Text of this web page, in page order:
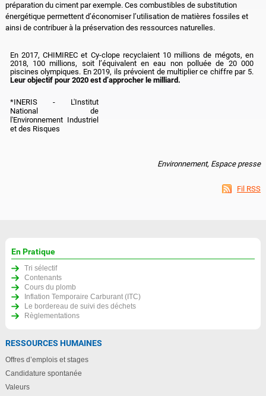
préparation du ciment par exemple. Ces combustibles de substitution
énergétique permettent d’économiser l’utilisation de matières fossiles et
ainsi de contribuer à la préservation des ressources naturelles.
En 2017, CHIMIREC et Cy-clope recyclaient 10 millions de mégots, en
2018, 100 millions, soit l’équivalent en eau non polluée de 20 000
piscines olympiques. En 2019, ils prévoient de multiplier ce chiffre par 5.
Leur objectif pour 2020 est d’approcher le milliard.
*INERIS - L'Institut
National de
l'Environnement Industriel
et des Risques
Environnement, Espace presse
Fil RSS
En Pratique
Tri sélectif
Contenants
Cours du plomb
Inflation Temporaire Carburant (ITC)
Le bordereau de suivi des déchets
Règlementations
RESSOURCES HUMAINES
Offres d’emplois et stages
Candidature spontanée
Valeurs